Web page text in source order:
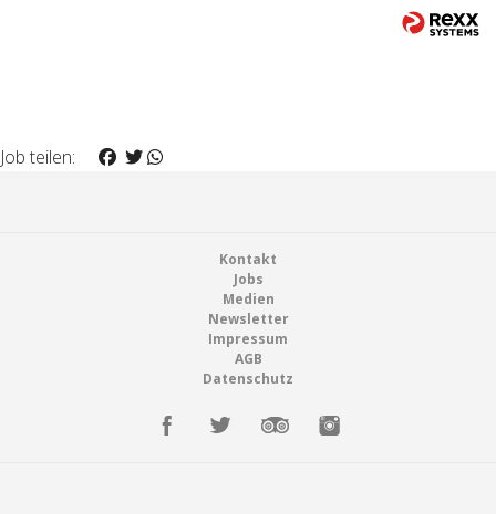
Job teilen:
Kontakt
Jobs
Medien
Newsletter
Impressum
AGB
Datenschutz